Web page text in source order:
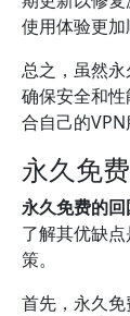
使用体验更加
总之，虽然永
确保安全和
合自己的VPN
永久免
永久免费的回
了解其优缺
策。
首先，永久